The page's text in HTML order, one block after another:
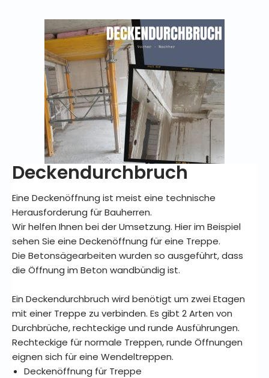
Deckendurchbruch
Eine Deckenöffnung ist meist eine technische
Herausforderung für Bauherren.
Wir helfen Ihnen bei der Umsetzung. Hier im Beispiel
sehen Sie eine Deckenöffnung für eine Treppe.
Die Betonsägearbeiten wurden so ausgeführt, dass
die Öffnung im Beton wandbündig ist.
Ein Deckendurchbruch wird benötigt um zwei Etagen
mit einer Treppe zu verbinden. Es gibt 2 Arten von
Durchbrüche, rechteckige und runde Ausführungen.
Rechteckige für normale Treppen, runde Öffnungen
eignen sich für eine Wendeltreppen.
Deckenöffnung für Treppe